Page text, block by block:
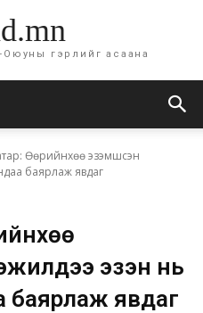
гэрлийг асаана
Өөрийнхөө эзэмшсэн
баярлаж явдаг
эзэн нь
баярлаж явдаг